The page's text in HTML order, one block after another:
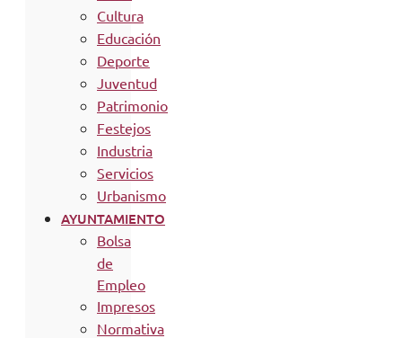
Cultura
Educación
Deporte
Juventud
Patrimonio
Festejos
Industria
Servicios
Urbanismo
AYUNTAMIENTO
Bolsa
de
Empleo
Impresos
Normativa